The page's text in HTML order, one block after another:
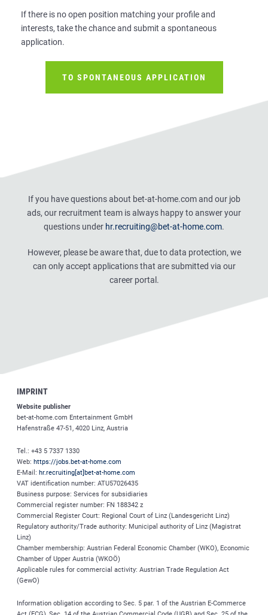
If there is no open position matching your profile and
interests, take the chance and submit a spontaneous
application.
TO SPONTANEOUS APPLICATION
If you have questions about bet-at-home.com and our job
ads, our recruitment team is always happy to answer your
questions under hr.recruiting@bet-at-home.com.
However, please be aware that, due to data protection, we
can only accept applications that are submitted via our
career portal.
IMPRINT
Website publisher
bet-at-home.com Entertainment GmbH
Hafenstraße 47-51, 4020 Linz, Austria
Tel.: +43 5 7337 1330
Web: https://jobs.bet-at-home.com
E-Mail: hr.recruiting[at]bet-at-home.com
VAT identification number: ATU57026435
Business purpose: Services for subsidiaries
Commercial register number: FN 188342 z
Commercial Register Court: Regional Court of Linz (Landesgericht Linz)
Regulatory authority/Trade authority: Municipal authority of Linz (Magistrat
Linz)
Chamber membership: Austrian Federal Economic Chamber (WKO), Economic
Chamber of Upper Austria (WKOÖ)
Applicable rules for commercial activity: Austrian Trade Regulation Act
(GewO)
Information obligation according to Sec. 5 par. 1 of the Austrian E-Commerce